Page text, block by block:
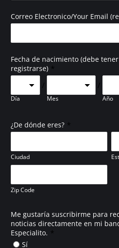
Correo Electronico/Your Email
Fecha de nacimiento (debe
registrarse) *
Día
/
Mes
/
Año
¿De dónde eres? *
Ciudad
Zip Code
Me gustaría suscribirme para
noticias directamente en mi
Especialito. *
Sí